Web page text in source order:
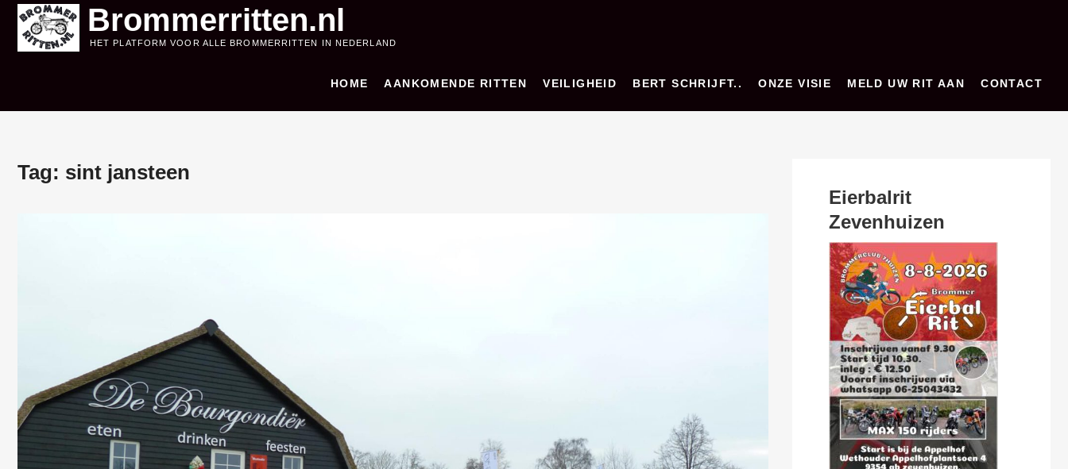
Skip
content
Brommerritten.nl
HET PLATFORM VOOR ALLE BROMMERRITTEN IN NEDERLAND
HOME AANKOMENDE RITTEN VEILIGHEID BERT SCHRIJFT.. ONZE VISIE MELD UW RIT AAN CONTACT
Tag: sint jansteen
Eierbalrit
Zevenhuizen